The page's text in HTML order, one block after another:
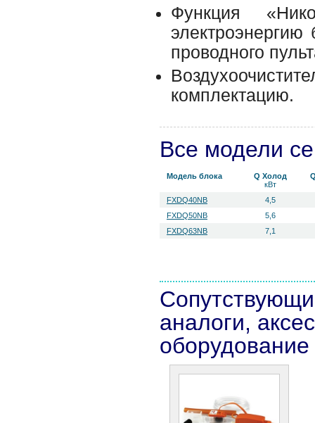
Функция
проводного
комплектацию.
Все модели
Модель блока
Q Холод
кВт
FXDQ40NB
4,5
FXDQ50NB
5,6
FXDQ63NB
7,1
аналоги,
оборудование